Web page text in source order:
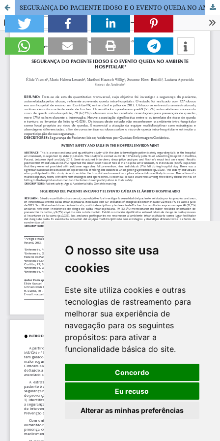
O nosso site usa
cookies
Este site utiliza cookies e outras
tecnologias de rastreamento para
melhorar sua experiência de
navegação para os seguintes
propósitos: para ativar a
funcionalidade básica do site.
Concordo
Eu recuso
Alterar as minhas preferências
SEGURANÇA DO PACIENTE IDOSO E O EVENTO QUEDA NO AMBIENTE HOSPITALAR